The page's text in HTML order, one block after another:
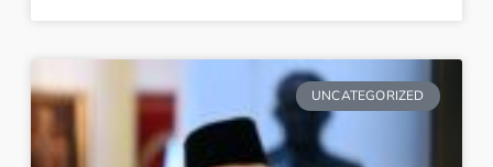
UNCATEGORIZED